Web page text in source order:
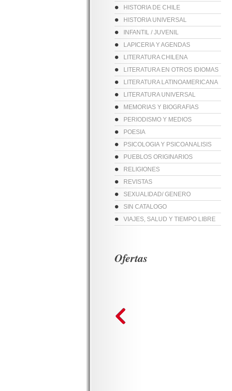
HISTORIA DE CHILE
HISTORIA UNIVERSAL
INFANTIL / JUVENIL
LAPICERIA Y AGENDAS
LITERATURA CHILENA
LITERATURA EN OTROS IDIOMAS
LITERATURA LATINOAMERICANA
LITERATURA UNIVERSAL
MEMORIAS Y BIOGRAFIAS
PERIODISMO Y MEDIOS
POESIA
PSICOLOGIA Y PSICOANALISIS
PUEBLOS ORIGINARIOS
RELIGIONES
REVISTAS
SEXUALIDAD/ GENERO
SIN CATALOGO
VIAJES, SALUD Y TIEMPO LIBRE
Ofertas